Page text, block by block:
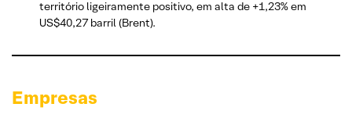
território ligeiramente positivo, em alta de +1,23% em
US$40,27 barril (Brent).
Empresas